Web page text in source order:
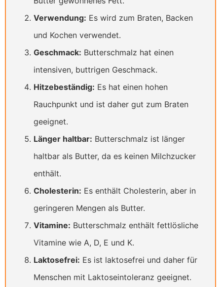
Verwendung: Es wird zum Braten, Backen
und Kochen verwendet.
Geschmack: Butterschmalz hat einen
intensiven, buttrigen Geschmack.
Hitzebeständig: Es hat einen hohen
Rauchpunkt und ist daher gut zum Braten
geeignet.
Länger haltbar: Butterschmalz ist länger
haltbar als Butter, da es keinen Milchzucker
enthält.
Cholesterin: Es enthält Cholesterin, aber in
geringeren Mengen als Butter.
Vitamine: Butterschmalz enthält fettlösliche
Vitamine wie A, D, E und K.
Laktosefrei: Es ist laktosefrei und daher für
Menschen mit Laktoseintoleranz geeignet.